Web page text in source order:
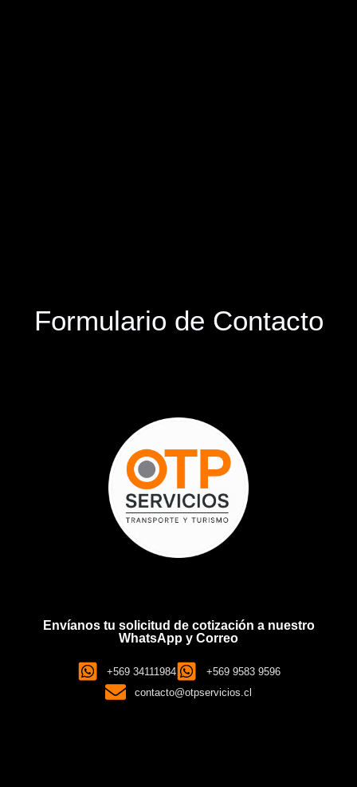
Formulario de Contacto
Envíanos tu solicitud de cotización a nuestro
WhatsApp y Correo
+569 34111984
+569 9583 9596
contacto@otpservicios.cl